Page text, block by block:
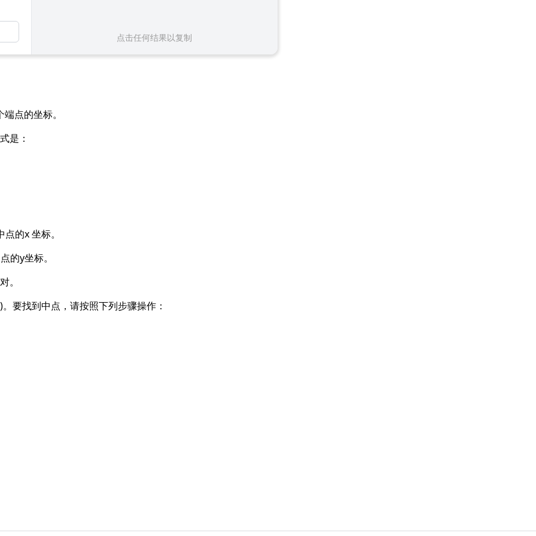
点击任何结果以复制
点的坐标。
是：
的x 坐标。
的y坐标。
。
要找到中点，请按照下列步骤操作：